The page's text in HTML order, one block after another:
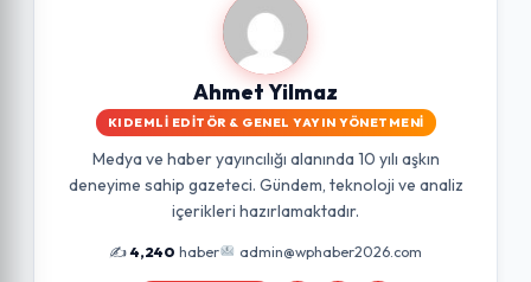
Ahmet Yilmaz
KIDEMLI EDITÖR & GENEL YAYIN YÖNETMENI
Medya ve haber yayıncılığı alanında 10 yılı aşkın
deneyime sahip gazeteci. Gündem, teknoloji ve analiz
içerikleri hazırlamaktadır.
✍️4,240 haber admin@wphaber2026.com